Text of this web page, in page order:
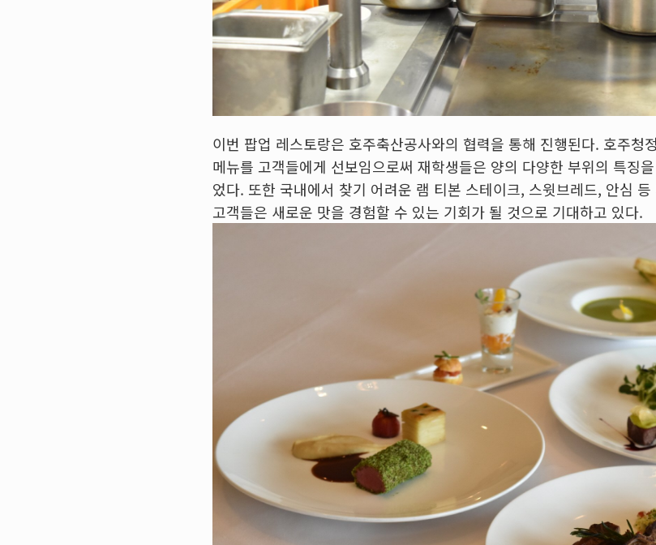
이번 팝업 레스토랑은 호주축산공사와의 협력을 통해 진행된다. 호주청
메뉴를 고객들에게 선보임으로써 재학생들은 양의 다양한 부위의 특징
었다. 또한 국내에서 찾기 어려운 램 티본 스테이크, 스윗브레드, 안심
고객들은 새로운 맛을 경험할 수 있는 기회가 될 것으로 기대하고 있다.